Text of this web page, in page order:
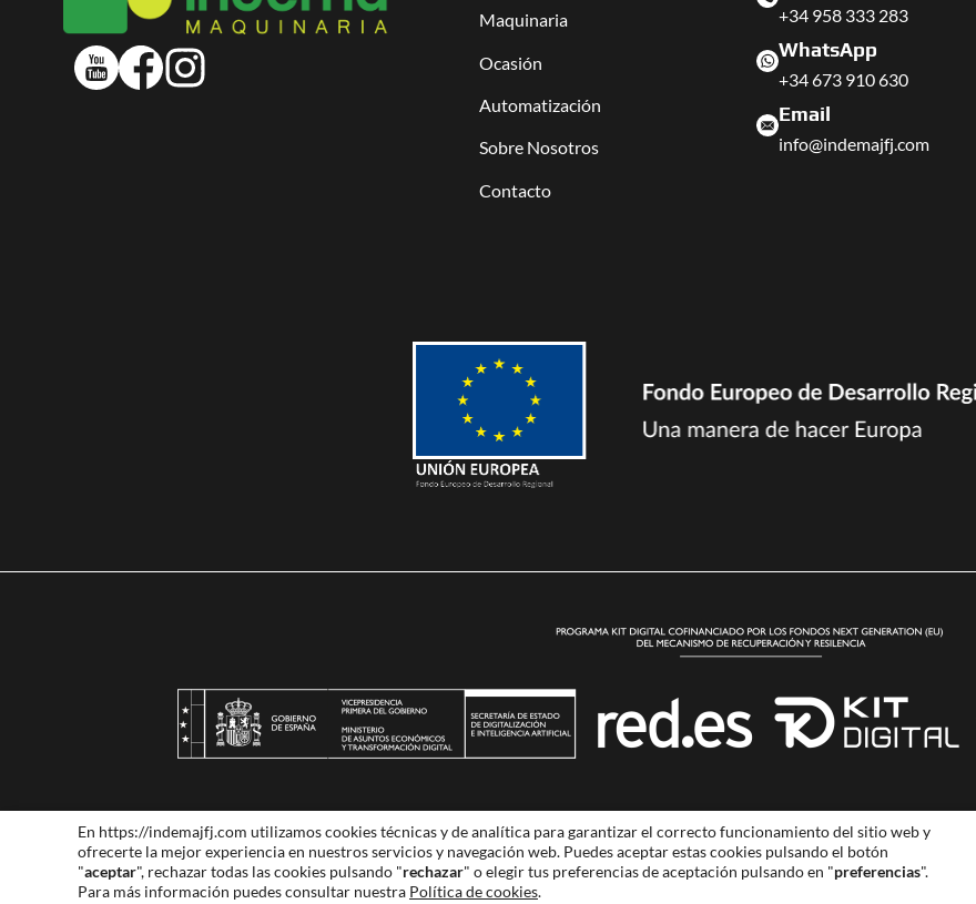
Maquinaria
Ocasión
Automatización
Sobre Nosotros
Contacto
+34 958 333 283
WhatsApp
+34 673 910 630
Email
info@indemajfj.com
Indema 2024.Aviso legal –Política de privacidad–Política de cookies–Accesibilidad
En https://indemajfj.com utilizamos cookies técnicas y de analítica para garantizar el correcto funcionamiento del sitio web y
ofrecerte la mejor experiencia en nuestros servicios y navegación web. Puedes aceptar estas cookies pulsando el botón
"aceptar", rechazar todas las cookies pulsando "rechazar" o elegir tus preferencias de aceptación pulsando en "preferencias".
Para más información puedes consultar nuestra Política de cookies.